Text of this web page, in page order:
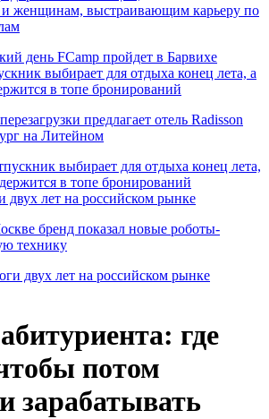
и женщинам, выстраивающим карьеру по
выбирает для отдыха конец лета, а
в топе бронирований
предлагает отель Radisson
на Литейном
двух лет на российском рынке
бренд показал новые роботы-
технику
где
потом
зарабатывать